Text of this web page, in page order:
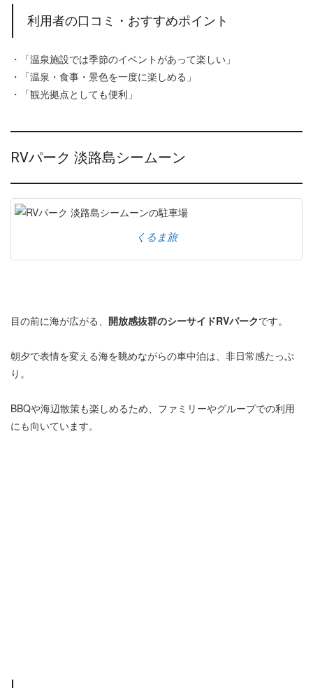
利用者の口コミ・おすすめポイント
・「温泉施設では季節のイベントがあって楽しい」
・「温泉・食事・景色を一度に楽しめる」
・「観光拠点としても便利」
RVパーク 淡路島シームーン
くるま旅
目の前に海が広がる、 開放感抜群のシーサイドRVパークです。
朝夕で表情を変える海を眺めながらの車中泊は、非日常感たっぷ
り。
BBQや海辺散策も楽しめるため、ファミリーやグループでの利用
にも向いています。